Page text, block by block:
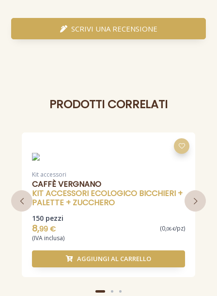
SCRIVI UNA RECENSIONE
PRODOTTI CORRELATI
Kit accessori
CAFFÈ VERGNANO
KIT ACCESSORI ECOLOGICO BICCHIERI +
PALETTE + ZUCCHERO
150 pezzi
8,99 € (0,06 €/pz)
(IVA inclusa)
AGGIUNGI AL CARRELLO